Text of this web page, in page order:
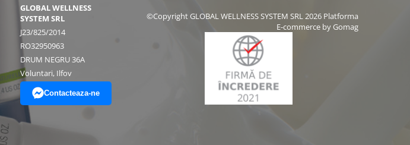
GLOBAL WELLNESS
SYSTEM SRL
J23/825/2014
RO32950963
DRUM NEGRU 36A
Voluntari, Ilfov
Contacteaza-ne
©Copyright GLOBAL WELLNESS SYSTEM SRL 2026 Platforma
E-commerce by Gomag